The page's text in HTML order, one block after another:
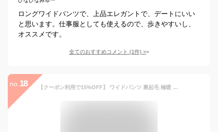
ロングワイドパンツで、上品エレガントで、デートにいい
と思います。仕事服としても使えるので、歩きやすいし、
オススメです。
全てのおすすめコメント (1件) >
no. 18 【クーポン利用で15%OFF】 ワイドパンツ 裏起毛 極暖 コーデュロイ ロング パンツ イージーパンツ 冬秋 レディース カラーパンツ ズボン 長ズボン リブ ワイドパンツ ストレートパンツ 低身長 高身長 ワイド ゆったり ウエストゴム 大きいサイズ カジュアル 部屋着 即納